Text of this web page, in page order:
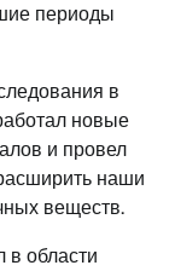
периоды
в
новые
и провел
наши
веществ.
в области